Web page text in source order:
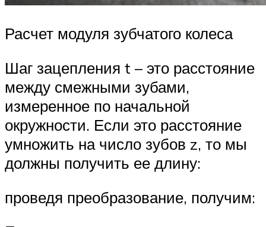
Расчет модуля зубчатого колеса
Шаг зацепления t – это расстояние
между смежными зубами,
измеренное по начальной
окружности. Если это расстояние
умножить на число зубов z, то мы
должны получить ее длину:
проведя преобразование, получим: